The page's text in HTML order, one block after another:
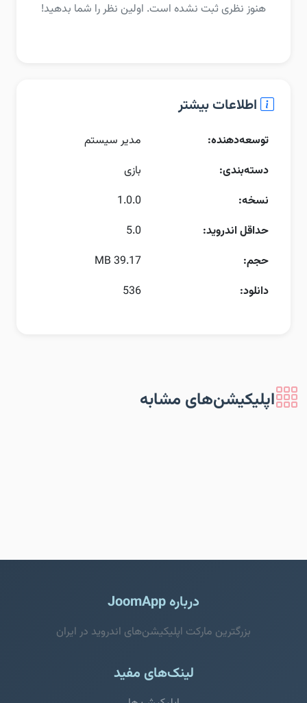
هنوز نظری ثبت نشده است. اولین نظر را شما بدهید!
اطلاعات بیشتر
توسعه‌دهنده:
مدیر سیستم
دسته‌بندی:
بازی
نسخه:
1.0.0
حداقل اندروید:
5.0
حجم:
39.17 MB
دانلود:
536
اپلیکیشن‌های مشابه
درباره JoomApp
بزرگترین مارکت اپلیکیشن‌های اندروید در ایران
لینک‌های مفید